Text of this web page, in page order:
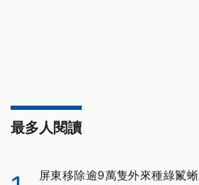
最多人閱讀
屏東移除逾9萬隻外來種綠鬣